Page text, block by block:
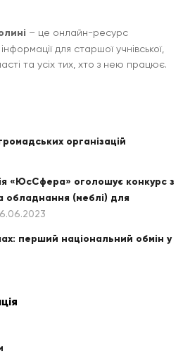
– це онлайн-ресурс
для старшої учнівської,
та усіх тих, хто з нею працює.
організацій
«ЮсСфера» оголошує конкурс з
обладнання (меблі) для
перший національний обмін у